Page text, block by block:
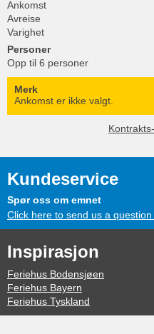
Ankomst
Avreise
Varighet
Personer
Opp til 6 personer
Merk
Ankomst er ikke valgt.
Kundeservice
Spør oss om emnet
Click here to send us a
Inspirasjon
Feriehus Bodensjøen
Feriehus Bayern
Feriehus Tyskland